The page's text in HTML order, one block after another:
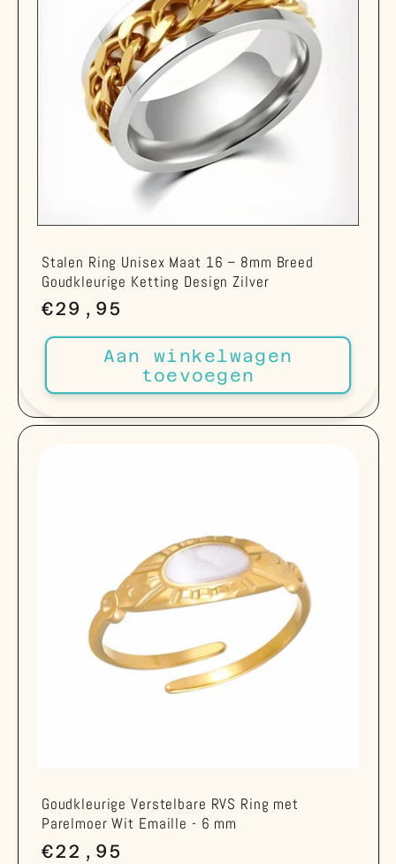
Stalen Ring Unisex Maat 16 – 8mm Breed
Goudkleurige Ketting Design Zilver
Normale
prijs
€29,95
Aan winkelwagen
toevoegen
Goudkleurige Verstelbare RVS Ring met
Parelmoer Wit Emaille - 6 mm
Normale
€22,95